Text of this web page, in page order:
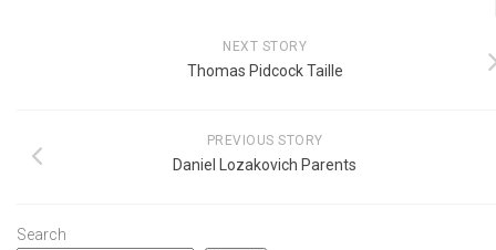
NEXT STORY
Thomas Pidcock Taille
PREVIOUS STORY
Daniel Lozakovich Parents
Search